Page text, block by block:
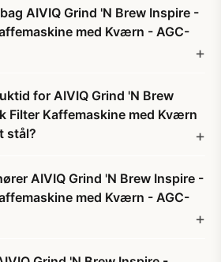
AIVIQ Grind 'N Brew Inspire -
med Kværn - AGC-
for AIVIQ Grind 'N Brew
Filter Kaffemaskine med Kværn
stål?
AIVIQ Grind 'N Brew Inspire -
med Kværn - AGC-